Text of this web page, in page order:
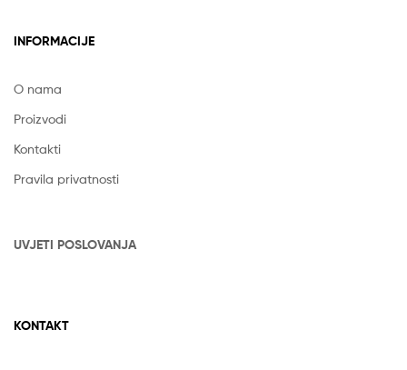
INFORMACIJE
O nama
Proizvodi
Kontakti
Pravila privatnosti
UVJETI POSLOVANJA
KONTAKT